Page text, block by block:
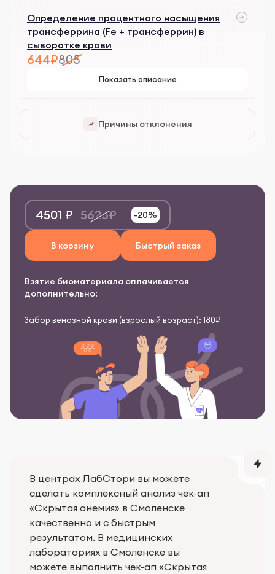
Определение процентного насыщения
трансферрина (Fe + трансферрин) в
сыворотке крови
644₽805
Показать описание
Причины отклонения
В корзину Быстрый заказ
4501 ₽ 5626₽ -20%
Взятие биоматериала оплачивается
дополнительно:
Забор венозной крови (взрослый возраст): 180₽
В центрах ЛабСтори вы можете
сделать комплексный анализ чек-ап
«Скрытая анемия» в Смоленске
качественно и с быстрым
результатом. В медицинских
лабораториях в Смоленске вы
можете выполнить чек-ап «Скрытая